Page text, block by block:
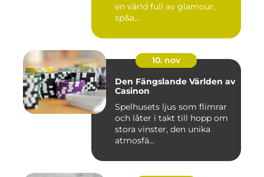
en värld full av glamour,
sp&a...
10. nov
Den Fängslande Världen av
Casinon
Spelhusets ljus som flimrar
och låter i takt till hopp om
stora vinster, den unika
atmosfä...